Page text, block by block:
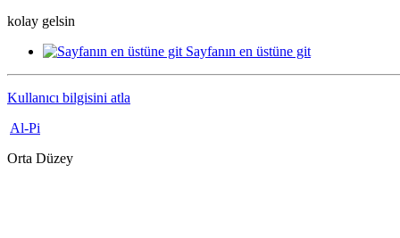
kolay gelsin
Sayfanın en üstüne git
Kullanıcı bilgisini atla
Al-Pi
Orta Düzey